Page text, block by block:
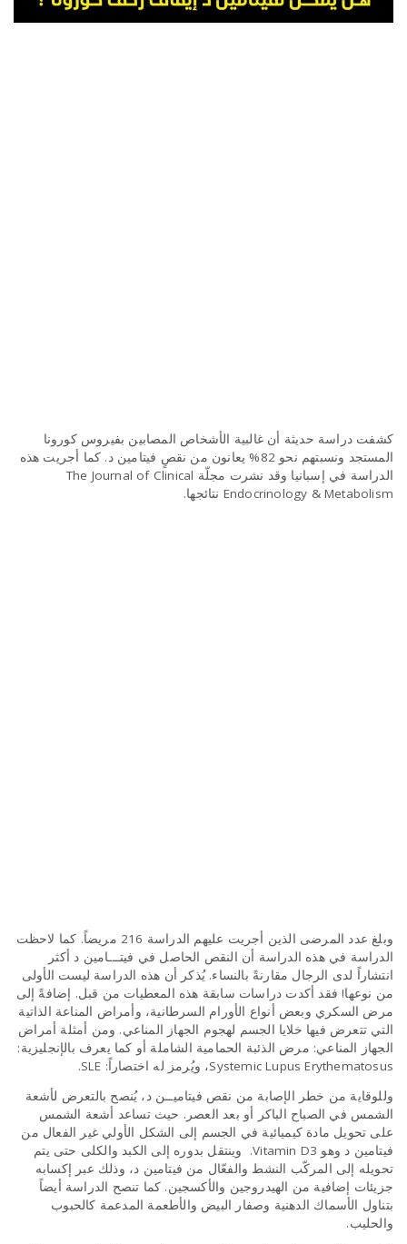
a
n
كشفت دراسة حديثة أن غالبية الأشخاص المصابين بفيروس كورونا
المستجد ونسبتهم نحو 82% يعانون من نقصٍ فيتامين د. كما أجريت هذه
الدراسة في إسبانيا وقد نشرت مجلّة The Journal of Clinical
Endocrinology & Metabolism نتائجها.
وبلغ عدد المرضى الذين أجريت عليهم الدراسة 216 مريضاً. كما لاحظت
الدراسة في هذه الدراسة أن النقص الحاصل في فيتـــامين د أكثر
انتشاراً لدى الرجال مقارنةً بالنساء. يُذكر أن هذه الدراسة ليست الأولى
من نوعها! فقد أكدت دراسات سابقة هذه المعطيات من قبل. إضافةً إلى
مرض السكري وبعض أنواع الأورام السرطانية، وأمراض المناعة الذاتية
التي تتعرض فيها خلايا الجسم لهجوم الجهاز المناعي. ومن أمثلة أمراض
الجهاز المناعي: مرض الذئبة الحمامية الشاملة أو كما يعرف بالإنجليزية:
Systemic Lupus Erythematosus، ويُرمز له اختصاراً: SLE.
وللوقاية من خطر الإصابة من نقص فيتاميــن د، يُنصح بالتعرض لأشعة
الشمس في الصباح الباكر أو بعد العصر. حيث تساعد أشعة الشمس
على تحويل مادة كيميائية في الجسم إلى الشكل الأولي غير الفعال من
فيتامين د وهو Vitamin D3. وينتقل بدوره إلى الكبد والكلى حتى يتم
تحويله إلى المركّب النشط والفعّال من فيتامين د، وذلك عبر إكسابه
جزيئات إضافية من الهيدروجين والأكسجين. كما تنصح الدراسة أيضاً
بتناول الأسماك الدهنية وصفار البيض والأطعمة المدعمة كالحبوب
والحليب.